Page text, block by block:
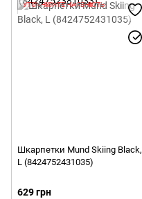
УТОЧНЮЙТЕ НАЯВНІСТЬ
Шкарпетки Mund Skiing Black,
L (8424752431035)
629 грн